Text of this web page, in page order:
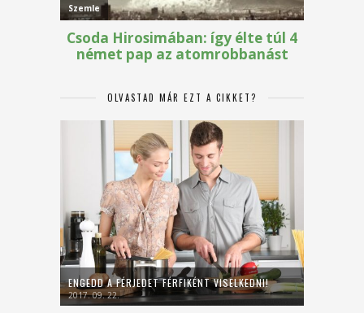
OLVASTAD MÁR EZT A CIKKET?
ENGEDD A FÉRJEDET FÉRFIKÉNT VISELKEDNI!
2017. 09. 22.